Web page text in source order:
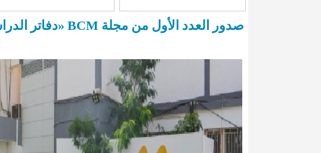
صدور العدد الأول من مجلة BCM «دفاتر الدراسات في الاقتصاد النقدي»